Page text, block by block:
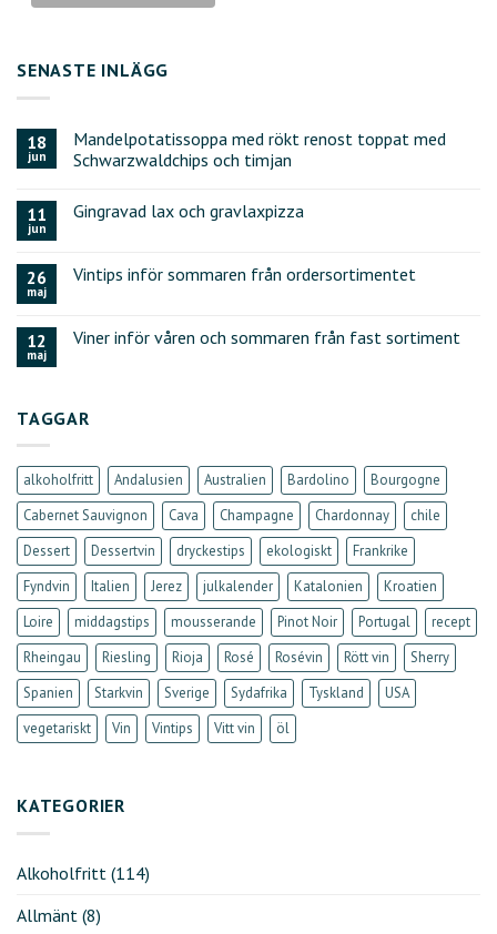
SENASTE INLÄGG
18
jun
Mandelpotatissoppa med rökt renost toppat med
Schwarzwaldchips och timjan
11
jun
Gingravad lax och gravlaxpizza
26
maj
Vintips inför sommaren från ordersortimentet
12
maj
Viner inför våren och sommaren från fast sortiment
TAGGAR
alkoholfritt Andalusien Australien Bardolino
Bourgogne
Cabernet Sauvignon
Cava Champagne Chardonnay
chile
Dessert
Dessertvin dryckestips ekologiskt
Frankrike
Fyndvin
Italien Jerez julkalender Katalonien
Kroatien
Loire
middagstips mousserande Pinot Noir Portugal
recept
Rheingau
Riesling Rioja Rosé Rosévin Rött vin
Sherry
Spanien
Starkvin Sverige Sydafrika Tyskland
USA
vegetariskt
Vin Vintips Vitt vin öl
KATEGORIER
Alkoholfritt (114)
Allmänt (8)